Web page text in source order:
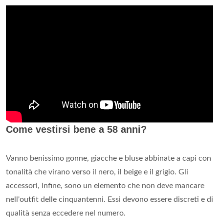
Come vestirsi bene a 58 anni?
Vanno benissimo gonne, giacche e bluse abbinate a capi con
tonalità che virano verso il nero, il beige e il grigio. Gli
accessori, infine, sono un elemento che non deve mancare
nell'outfit delle cinquantenni. Essi devono essere discreti e di
qualità senza eccedere nel numero.